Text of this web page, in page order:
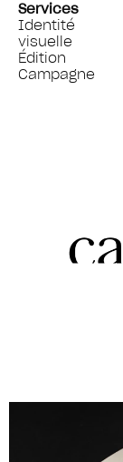
Services
Identité
visuelle
Édition
Campagne